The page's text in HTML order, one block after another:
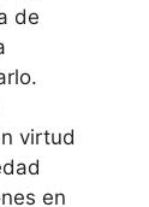
de
virtud
en